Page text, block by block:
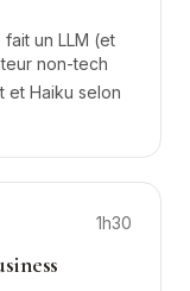
un LLM (et
non-tech
et Haiku selon
1h30